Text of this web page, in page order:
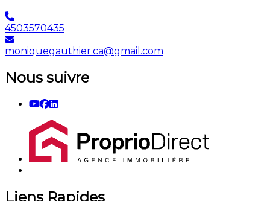
4503570435
moniquegauthier.ca@gmail.com
Nous suivre
Liens Rapides